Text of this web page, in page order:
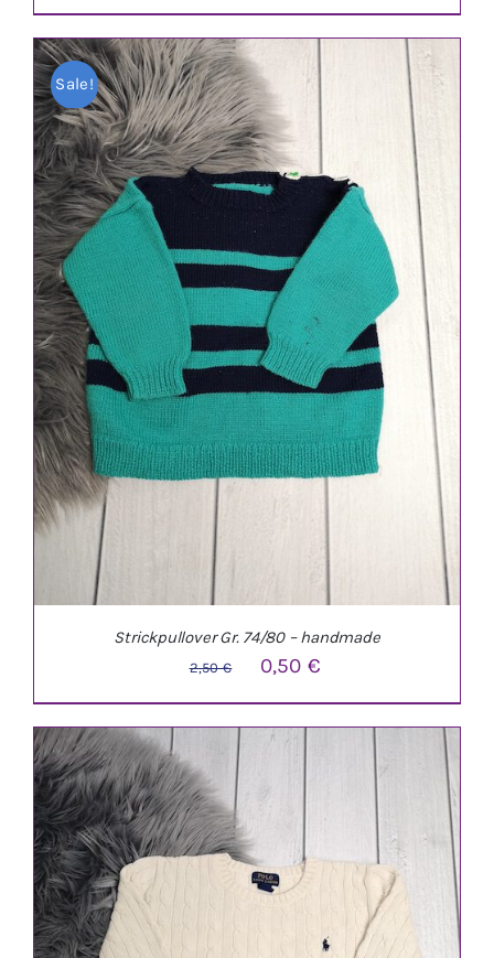
IN DEN WARENKORB DETAILS
Sale!
IN DEN WARENKORB /
Strickpullover Gr. 74/80 – handmade
2,50€
Ursprünglicher
Preis
war:
0,50€
Preis
0,50 €.